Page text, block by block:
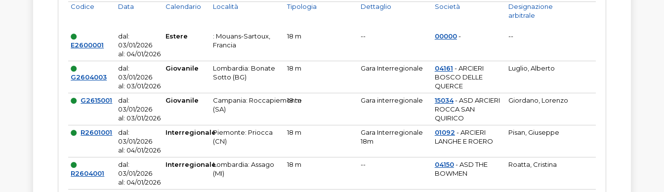
Codice
E2600001
Data
dal:
03/01/2026
al: 04/01/2026
Calendario
Estere
Località
: Mouans-Sartoux,
Francia
Tipologia
18 m
Dettaglio
--
Società
00000-
Designazione
arbitrale
--
G2604003
dal:
03/01/2026
al: 03/01/2026
Giovanile
Lombardia: Bonate
Sotto (BG)
18 m Gara Interregionale 04161 - ARCIERI
BOSCO DELLE
QUERCE
Luglio, Alberto
G2615001
dal:
03/01/2026
al: 03/01/2026
Giovanile
Campania: Roccapiemonte
(SA)
18 m Gara interregionale 15034- ASD ARCIERI
ROCCA SAN
QUIRICO
Giordano, Lorenzo
R2601001
dal:
03/01/2026
al: 04/01/2026
InterregionalePiemonte: Priocca
(CN)
18 m
Gara Interregionale
18m
01092 - ARCIERI
LANGHE E ROERO
Pisan, Giuseppe
R2604001
dal:
03/01/2026
al: 04/01/2026
InterregionaleLombardia: Assago
(MI)
18 m -- 04150- ASD THE
BOWMEN
Roatta, Cristina